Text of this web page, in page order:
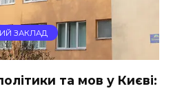
ЗАКЛАД
та мов у Києві: